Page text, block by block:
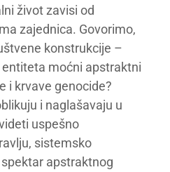
život zavisi od
zajednica. Govorimo,
konstrukcije –
entiteta moćni apstraktni
i krvave genocide?
i naglašavaju u
uspešno
sistemsko
apstraktnog